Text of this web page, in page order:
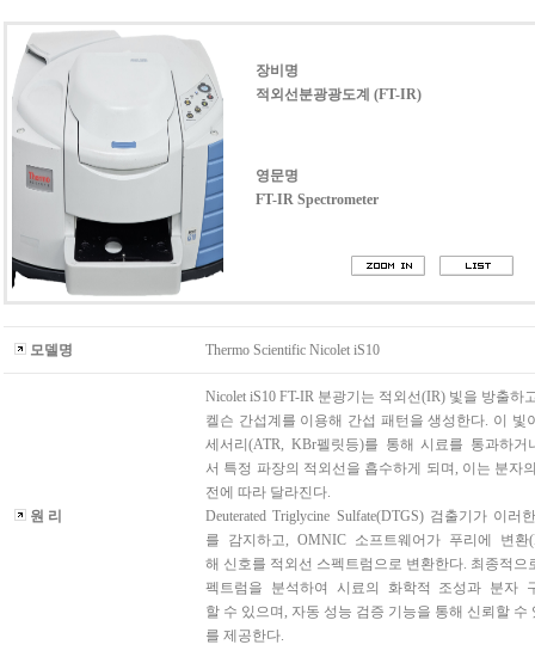
장비명
적외선분광광도계 (FT-IR)
영문명
FT-IR Spectrometer
모델명 Thermo Scientific Nicolet iS10
원 리
Nicolet iS10 FT-IR 분광기는 적외선(IR) 빛을 방출하
켈슨 간섭계를 이용해 간섭 패턴을 생성한다. 이 빛
세서리(ATR, KBr펠릿등)를 통해 시료를 통과하거
서 특정 파장의 적외선을 흡수하게 되며, 이는 분자
전에 따라 달라진다.
Deuterated Triglycine Sulfate(DTGS) 검출기가 이러
를 감지하고, OMNIC 소프트웨어가 푸리에 변환
해 신호를 적외선 스펙트럼으로 변환한다. 최종적으
펙트럼을 분석하여 시료의 화학적 조성과 분자
할 수 있으며, 자동 성능 검증 기능을 통해 신뢰할 수
를 제공한다.